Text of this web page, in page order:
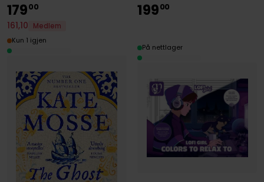
17900
161,10
Medlem
Kun 1 igjen
19900
På nettlager